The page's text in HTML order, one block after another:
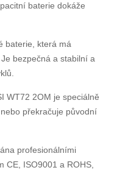
baterie dokáže
baterie, která má
bezpečná a stabilní a
WT72 2OM je speciálně
překračuje původní
profesionálními
CE, ISO9001 a ROHS,